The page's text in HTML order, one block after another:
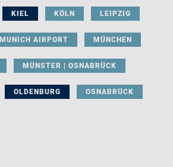
KIEL KÖLN LEIPZIG
MUNICH AIRPORT MÜNCHEN
MÜNSTER | OSNABRÜCK
OLDENBURG OSNABRÜCK